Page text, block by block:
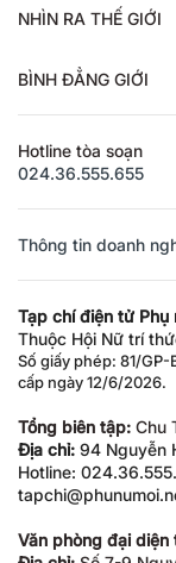
NHÌN RA THẾ GIỚI
BÌNH ĐẲNG GIỚI
Hotline tòa soạn
024.36.555.655
Thông tin doanh
Tạp chí điện tử Phụ
Thuộc Hội Nữ trí
Số giấy phép: 81/GP-
cấp ngày 12/6/2026.
Tổng biên tập: Chu
Địa chỉ: 94 Nguyễn
Hotline:
Văn phòng đại diện
Địa chỉ: Số 7-9